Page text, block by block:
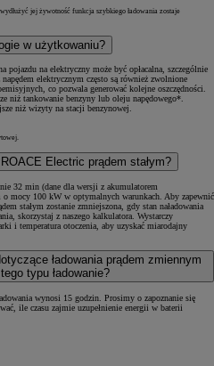
jej żywotność funkcja szybkiego ładowania zostaje
w użytkowaniu?
na elektryczny może być opłacalna, szczególnie
elektrycznym często są również zwolnione
co pozwala generować kolejne oszczędności.
niż tankowanie benzyny lub oleju napędowego*.
niż wizyty na stacji benzynowej.
Electric prądem stałym?
32 min (dane dla wersji z akumulatorem
mocy 100 kW w optymalnych warunkach. Aby zapewnić
stałym zostanie zmniejszona, gdy stan naładowania
skorzystaj z naszego kalkulatora. Wystarczy
i temperatura otoczenia, aby uzyskać miarodajny
ładowania prądem zmiennym
typu ładowanie?
wynosi 15 godzin. Prosimy o zapoznanie się
ile czasu zajmie uzupełnienie energii w baterii